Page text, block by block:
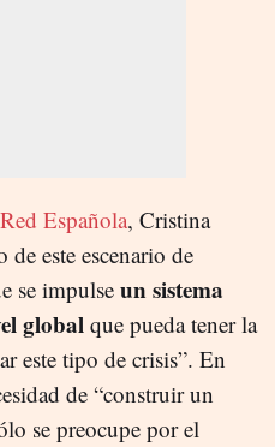
Red Española, Cristina
de este escenario de
se impulse un sistema
global que pueda tener la
este tipo de crisis”. En
de “construir un
se preocupe por el